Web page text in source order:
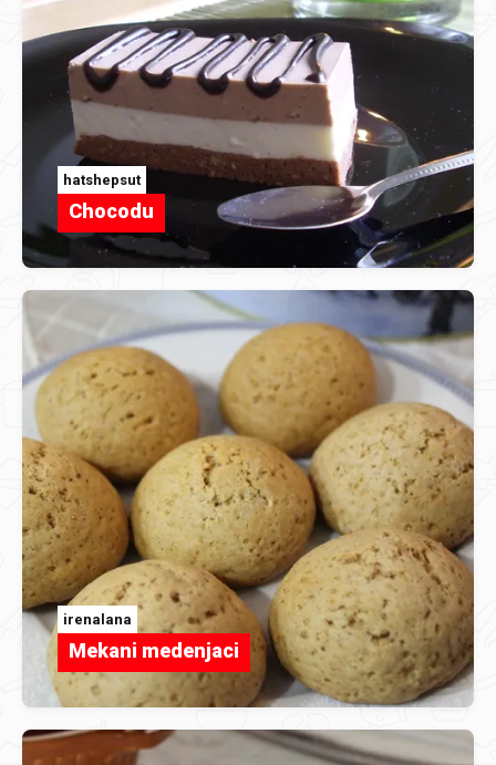
hatshepsut
Chocodu
irenalana
Mekani medenjaci